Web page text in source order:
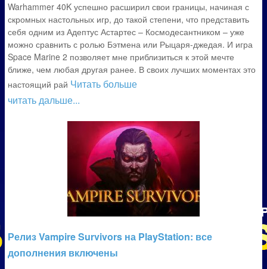
Warhammer 40K успешно расширил свои границы, начиная с
скромных настольных игр, до такой степени, что представить
себя одним из Адептус Астартес – Космодесантником – уже
можно сравнить с ролью Бэтмена или Рыцаря-джедая. И игра
Space Marine 2 позволяет мне приблизиться к этой мечте
ближе, чем любая другая ранее. В своих лучших моментах это
настоящий рай Читать больше
читать дальше...
Релиз Vampire Survivors на PlayStation: все
дополнения включены